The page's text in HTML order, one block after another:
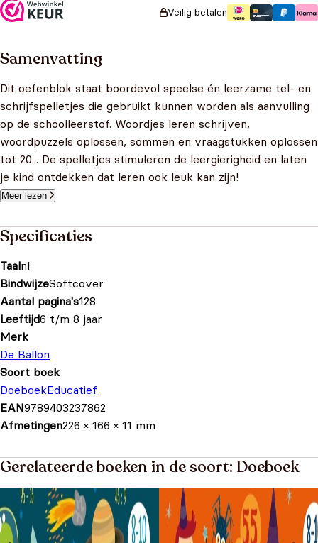
Veilig betalen
Samenvatting
Dit oefenblok staat boordevol speelse én leerzame tel- en
schrijfspelletjes die gebruikt kunnen worden als aanvulling
op de schoolleerstof. Woordjes leren schrijven,
woordpuzzels oplossen, sommen en vraagstukken oplossen
tot 20... De spelletjes stimuleren de leergierigheid en laten
je kind ontdekken dat leren ook leuk kan zijn!
Meer lezen
Specificaties
Taalnl
BindwijzeSoftcover
Aantal pagina's128
Leeftijd6 t/m 8 jaar
Merk
De Ballon
Soort boek
DoeboekEducatief
EAN9789403237862
Afmetingen226 × 166 × 11 mm
Gerelateerde boeken in de soort: Doeboek